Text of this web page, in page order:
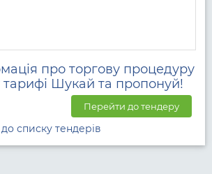
про торгову процедуру
тарифі Шукай та пропонуй!
Перейти до тендеру
списку тендерів